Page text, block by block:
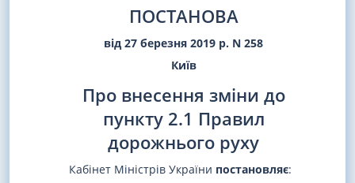
ПОСТАНОВА
від 27 березня 2019 р. N 258
Київ
Про внесення зміни до
пункту 2.1 Правил
дорожнього руху
Кабінет Міністрів України постановляє: